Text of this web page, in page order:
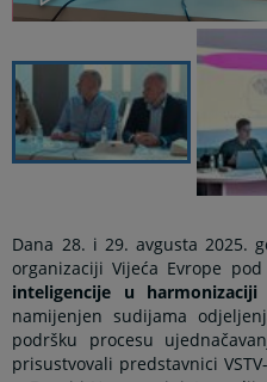
Dana 28. i 29. avgusta 2025.
organizaciji Vijeća Evrope
inteligencije u harmonizaciji
namijenjen sudijama
podršku procesu
prisustvovali predstavnici